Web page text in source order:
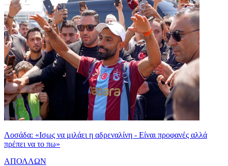
Λοσάδα: «Ισως να μιλάει η αδρεναλίνη - Είναι προφανές αλλά
πρέπει να το πω»
ΑΠΟΛΛΩΝ